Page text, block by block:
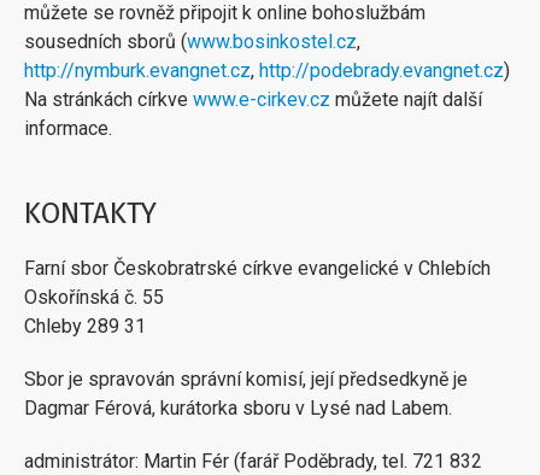
můžete se rovněž připojit k online bohoslužbám
sousedních sborů (www.bosinkostel.cz,
http://nymburk.evangnet.cz, http://podebrady.evangnet.cz)
Na stránkách církve www.e-cirkev.cz můžete najít další
informace.
KONTAKTY
Farní sbor Českobratrské církve evangelické v Chlebích
Oskořínská č. 55
Chleby 289 31
Sbor je spravován správní komisí, její předsedkyně je
Dagmar Férová, kurátorka sboru v Lysé nad Labem.
administrátor: Martin Fér (farář Poděbrady, tel. 721 832